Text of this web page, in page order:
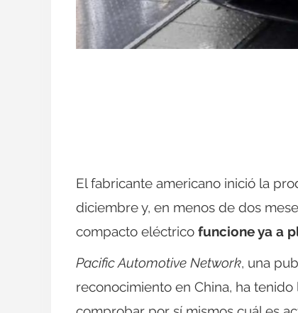
El fabricante americano inició la
diciembre y, en menos de dos
compacto eléctrico funcione ya a
Pacific Automotive Network, una
reconocimiento en China, ha